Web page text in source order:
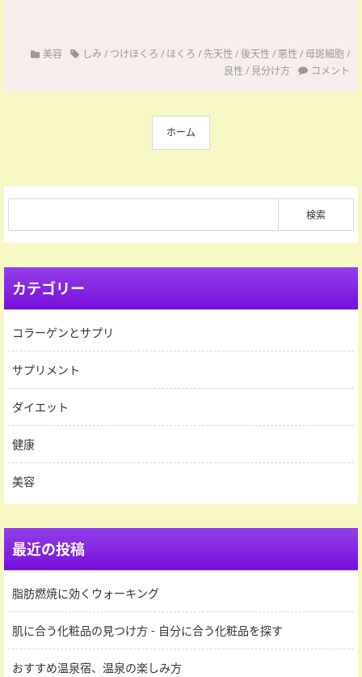
美容 しみ / つけほくろ / ほくろ /先天性 /後天性 /悪性 /母斑細胞/
良性 / 見分け方 コメント
ホーム
カテゴリー
コラーゲンとサプリ
サプリメント
ダイエット
健康
美容
最近の投稿
脂肪燃焼に効くウォーキング
肌に合う化粧品の見つけ方 - 自分に合う化粧品を探す
おすすめ温泉宿、温泉の楽しみ方